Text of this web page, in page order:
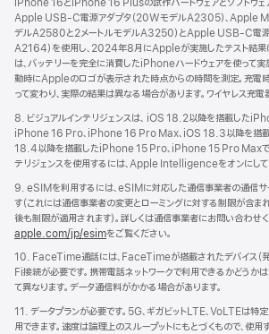
iPhone 16とiPhone 16 Plusの試作ハードウェアとソフトウェ
Apple USB-C電源アダプタ（20WモデルA2305）、Apple
デルA2580と2メートルモデルA3250）とApple USB-C電源
A2164）を使用し、2024年8月にAppleが実施したテスト結果
は、バッテリーを完全に消費したiPhoneハードウェアを使って実
動時にAppleのロゴが表示された時点からの時間を測定。充電
って変わり、実際の結果は異なる場合があります。ワイヤレス充電
8. ビジュアルインテリジェンスは、 iOS 18.2以降を搭載した
iPhone 16 Pro、iPhone 16 Pro Max、iOS 18.3以降を搭
18.4以降を搭載したiPhone 15 Pro、iPhone 15 Pro Maxで利
テリジェンスを使用するには、Apple Intelligenceをオンにして
9. eSIMを利用するには、eSIMに対応した通信事業者の通信サ
す（これには通信事業者の変更とローミングに対する制限が含ま
後も制限が適用されます）。詳しくは通信事業者にお問い合わせ
apple.com/jp/esimをご覧ください。
10. FaceTime通話には、FaceTimeが搭載されたデバイス（
Fi接続が必要です。携帯電話ネットワークで利用できるかどうか
て異なります。データ通信料がかかる場合があります。
11. データプランが必要です。5G、ギガビットLTE、VoLTEは特
用できます。速度は論理上のスループットにもとづくもので、使